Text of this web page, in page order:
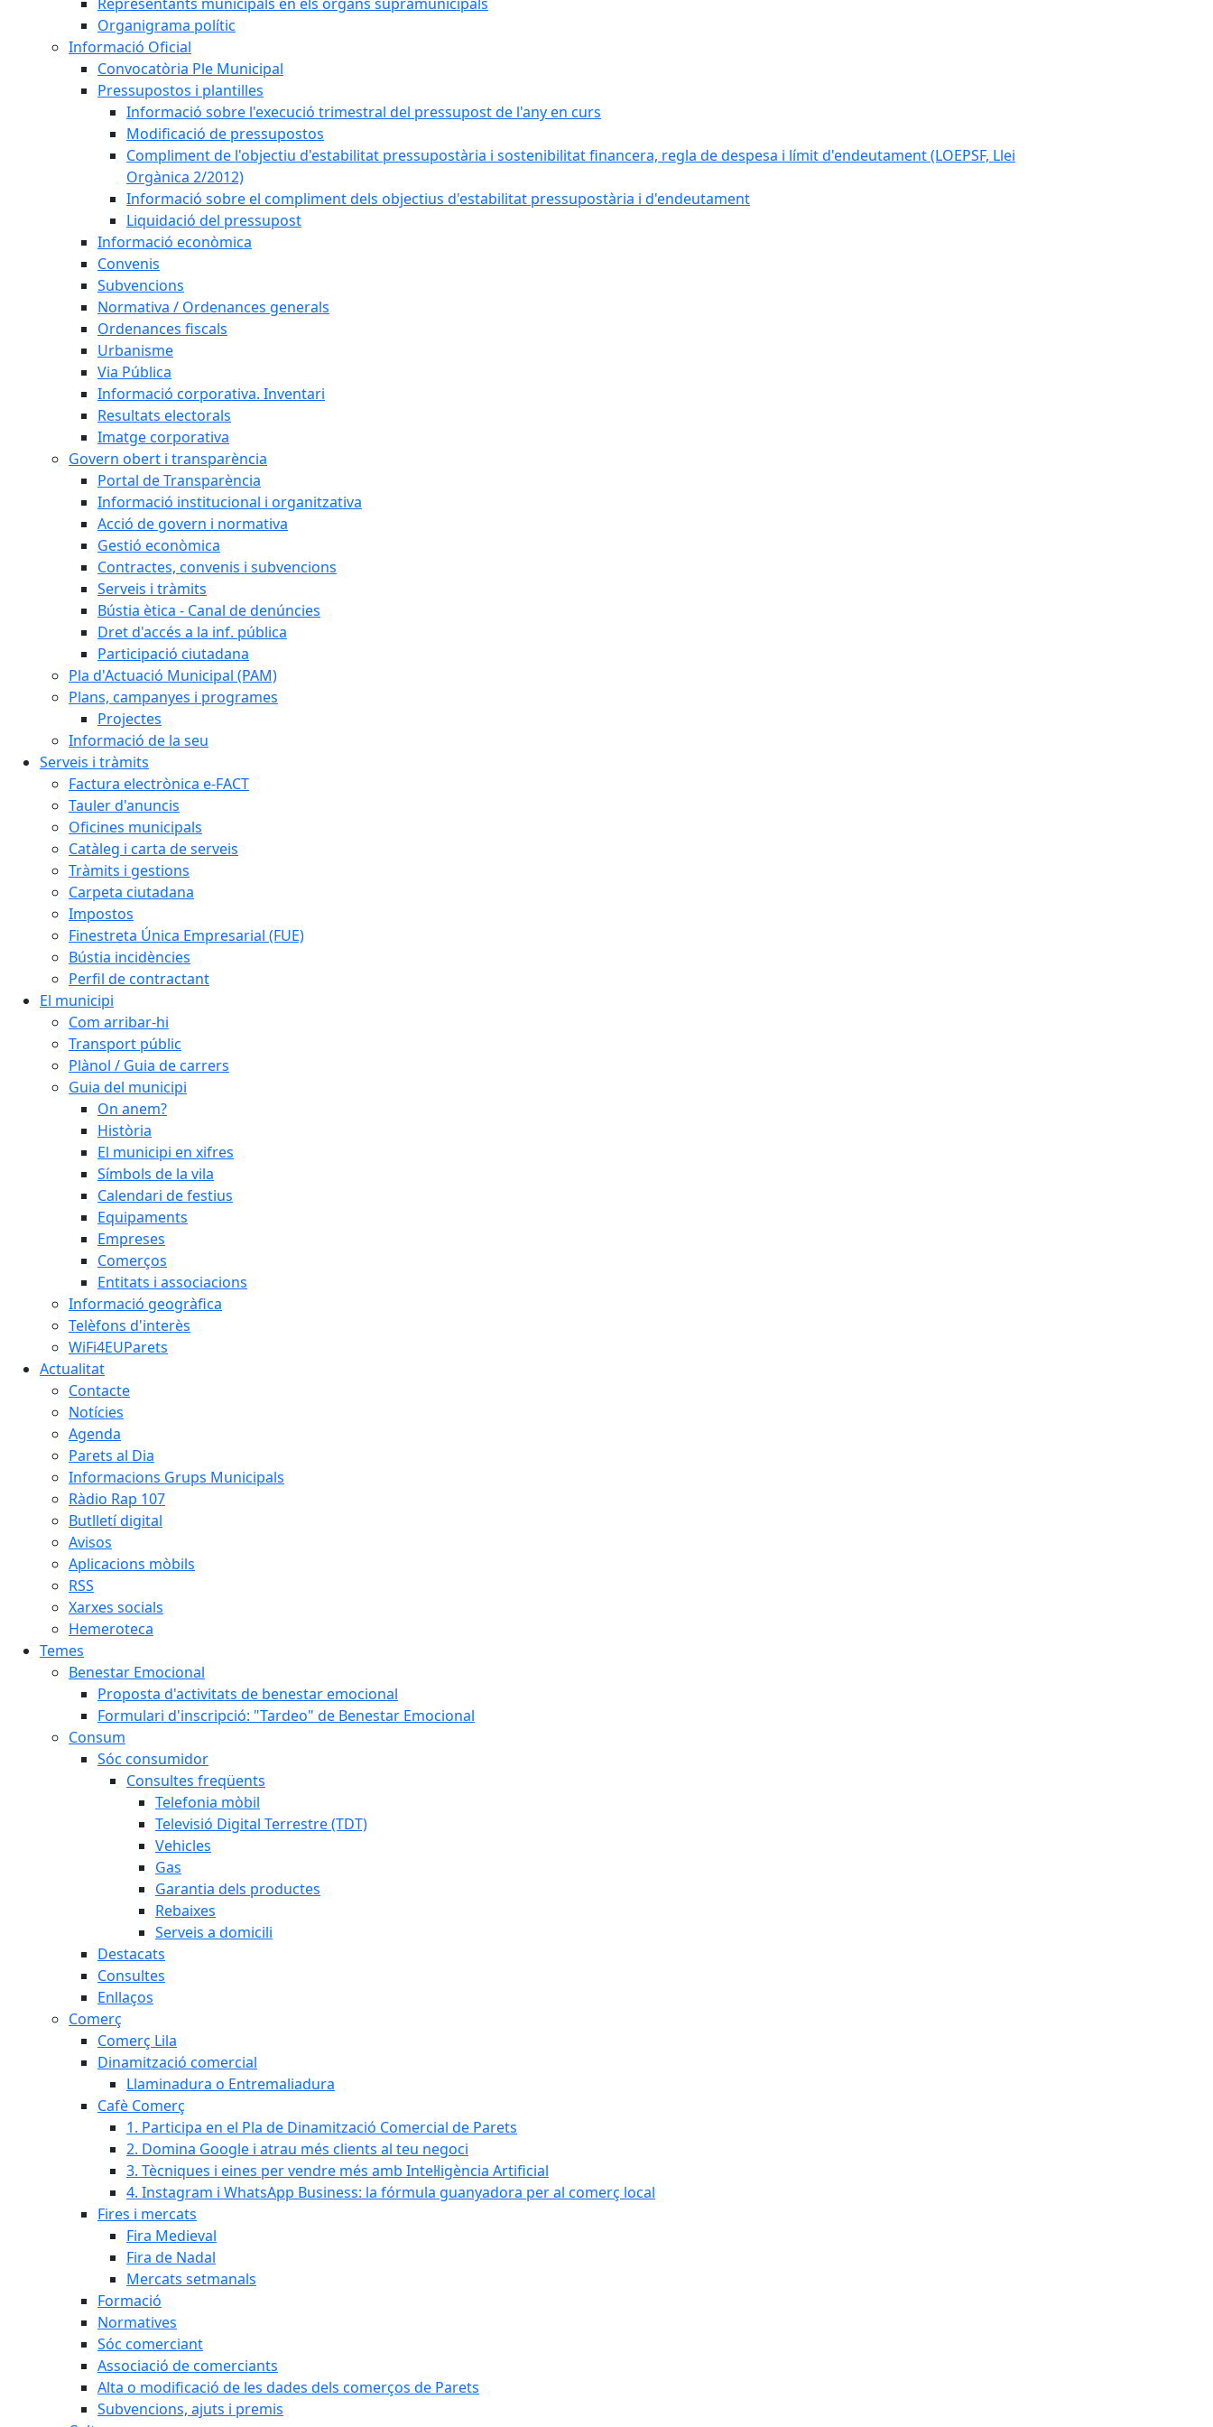
Organigrama polític
Informació Oficial
Convocatòria Ple Municipal
Pressupostos i plantilles
Informació sobre l'execució trimestral del pressupost de l'any en curs
Modificació de pressupostos
Compliment de l'objectiu d'estabilitat pressupostària i sostenibilitat financera, regla de despesa i límit d'endeutament (LOEPSF, Llei
Orgànica 2/2012)
Informació sobre el compliment dels objectius d'estabilitat pressupostària i d'endeutament
Liquidació del pressupost
Informació econòmica
Convenis
Subvencions
Normativa / Ordenances generals
Ordenances fiscals
Urbanisme
Via Pública
Informació corporativa. Inventari
Resultats electorals
Imatge corporativa
Govern obert i transparència
Portal de Transparència
Informació institucional i organitzativa
Acció de govern i normativa
Gestió econòmica
Contractes, convenis i subvencions
Serveis i tràmits
Bústia ètica - Canal de denúncies
Dret d'accés a la inf. pública
Participació ciutadana
Pla d'Actuació Municipal (PAM)
Plans, campanyes i programes
Projectes
Informació de la seu
Serveis i tràmits
Factura electrònica e-FACT
Tauler d'anuncis
Oficines municipals
Catàleg i carta de serveis
Tràmits i gestions
Carpeta ciutadana
Impostos
Finestreta Única Empresarial (FUE)
Bústia incidències
Perfil de contractant
El municipi
Com arribar-hi
Transport públic
Plànol / Guia de carrers
Guia del municipi
On anem?
Història
El municipi en xifres
Símbols de la vila
Calendari de festius
Equipaments
Empreses
Comerços
Entitats i associacions
Informació geogràfica
Telèfons d'interès
WiFi4EUParets
Actualitat
Contacte
Notícies
Agenda
Parets al Dia
Informacions Grups Municipals
Ràdio Rap 107
Butlletí digital
Avisos
Aplicacions mòbils
RSS
Xarxes socials
Hemeroteca
Temes
Benestar Emocional
Proposta d'activitats de benestar emocional
Formulari d'inscripció: "Tardeo" de Benestar Emocional
Consum
Sóc consumidor
Consultes freqüents
Telefonia mòbil
Televisió Digital Terrestre (TDT)
Vehicles
Gas
Garantia dels productes
Rebaixes
Serveis a domicili
Destacats
Consultes
Enllaços
Comerç
Comerç Lila
Dinamització comercial
Llaminadura o Entremaliadura
Cafè Comerç
1. Participa en el Pla de Dinamització Comercial de Parets
2. Domina Google i atrau més clients al teu negoci
3. Tècniques i eines per vendre més amb Intel·ligència Artificial
4. Instagram i WhatsApp Business: la fórmula guanyadora per al comerç local
Fires i mercats
Fira Medieval
Fira de Nadal
Mercats setmanals
Formació
Normatives
Sóc comerciant
Associació de comerciants
Alta o modificació de les dades dels comerços de Parets
Subvencions, ajuts i premis